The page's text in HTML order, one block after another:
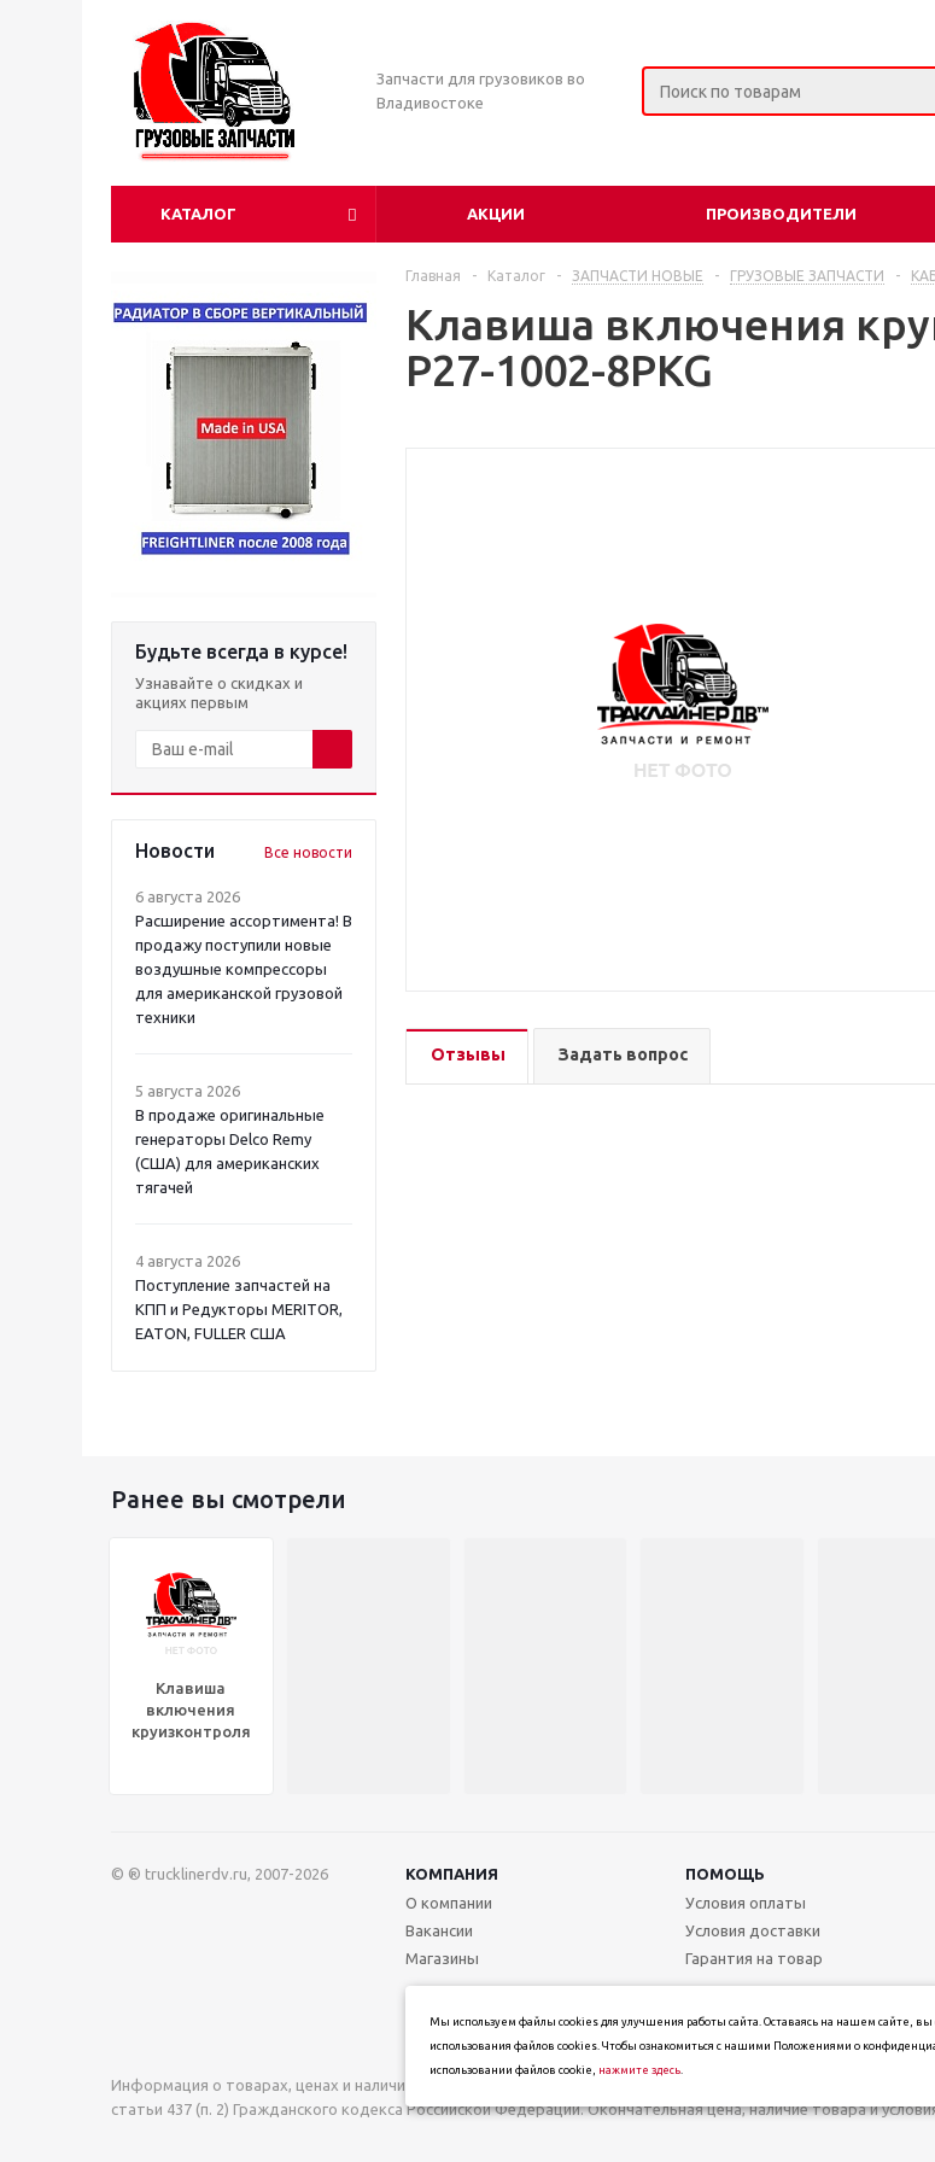
Запчасти для грузовиков во
Владивостоке
КАТАЛОГ АКЦИИ ПРОИЗВОДИТЕЛИ
Будьте всегда в курсе!
Узнавайте о скидках и
акциях первым
Новости Все новости
6 августа 2026
Расширение ассортимента! В
продажу поступили новые
воздушные компрессоры
для американской грузовой
техники
5 августа 2026
В продаже оригинальные
генераторы Delco Remy
(США) для американских
тягачей
4 августа 2026
Поступление запчастей на
КПП и Редукторы MERITOR,
EATON, FULLER США
Главная - Каталог - ЗАПЧАСТИ НОВЫЕ - ГРУЗОВЫЕ ЗАПЧАСТИ -
Клавиша включения
P27-1002-8PKG
Отзывы Задать вопрос
Ранее вы смотрели
Клавиша
включения
круизконтроля
© ® trucklinerdv.ru, 2007-2026 КОМПАНИЯ ПОМОЩЬ
О компании
Вакансии
Магазины
Условия оплаты
Условия доставки
Гарантия на товар
Информация о товарах, ценах и наличии на сайте носит информационный характер и не является
статьи 437 (п. 2) Гражданского кодекса Российской Федерации. Окончательная цена, наличие товара и
Мы используем файлы cookies для улучшения работы сайта. Оставаясь на нашем сайте, вы
использования файлов cookies. Чтобы ознакомиться с нашими Положениями о
использовании файлов cookie, нажмите здесь.